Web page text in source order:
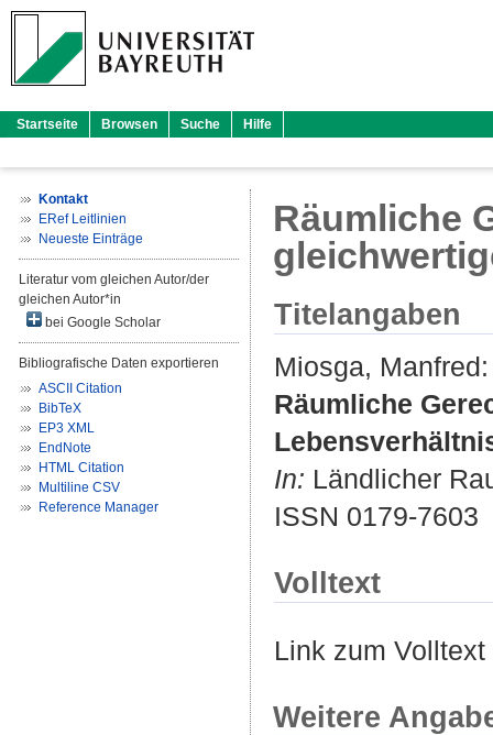
Startseite Browsen Suche Hilfe
Kontakt
ERef Leitlinien
Neueste Einträge
Literatur vom gleichen Autor/der
gleichen Autor*in
bei Google Scholar
Bibliografische Daten exportieren
ASCII Citation
BibTeX
EP3 XML
EndNote
HTML Citation
Multiline CSV
Reference Manager
Räumliche
Titelangaben
Miosga, Manfred:
Räumliche
In: Ländlicher
ISSN 0179-7603
Volltext
Link zum
Weitere